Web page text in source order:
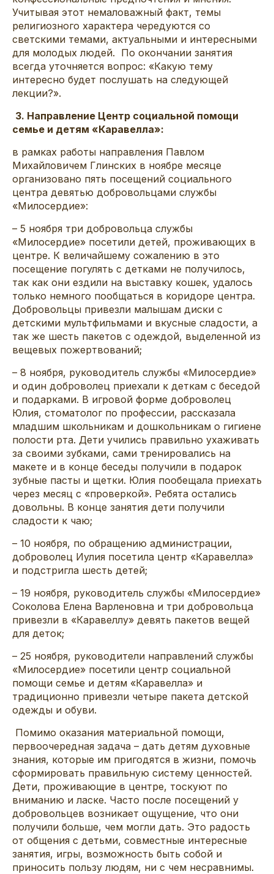
Учитывая этот немаловажный факт, темы
религиозного характера чередуются со
светскими темами, актуальными и интересными
для молодых людей. По окончании занятия
всегда уточняется вопрос: «Какую тему
интересно будет послушать на следующей
лекции?».
3. Направление Центр социальной помощи
семье и детям «Каравелла»:
в рамках работы направления Павлом
Михайловичем Глинских в ноябре месяце
организовано пять посещений социального
центра девятью добровольцами службы
«Милосердие»:
– 5 ноября три добровольца службы
«Милосердие» посетили детей, проживающих в
центре. К величайшему сожалению в это
посещение погулять с детками не получилось,
так как они ездили на выставку кошек, удалось
только немного пообщаться в коридоре центра.
Добровольцы привезли малышам диски с
детскими мультфильмами и вкусные сладости, а
так же шесть пакетов с одеждой, выделенной из
вещевых пожертвований;
– 8 ноября, руководитель службы «Милосердие»
и один доброволец приехали к деткам с беседой
и подарками. В игровой форме доброволец
Юлия, стоматолог по профессии, рассказала
младшим школьникам и дошкольникам о гигиене
полости рта. Дети учились правильно ухаживать
за своими зубками, сами тренировались на
макете и в конце беседы получили в подарок
зубные пасты и щетки. Юлия пообещала приехать
через месяц с «проверкой». Ребята остались
довольны. В конце занятия дети получили
сладости к чаю;
– 10 ноября, по обращению администрации,
доброволец Иулия посетила центр «Каравелла»
и подстригла шесть детей;
– 19 ноября, руководитель службы «Милосердие»
Соколова Елена Варленовна и три добровольца
привезли в «Каравеллу» девять пакетов вещей
для деток;
– 25 ноября, руководители направлений службы
«Милосердие» посетили центр социальной
помощи семье и детям «Каравелла» и
традиционно привезли четыре пакета детской
одежды и обуви.
Помимо оказания материальной помощи,
первоочередная задача – дать детям духовные
знания, которые им пригодятся в жизни, помочь
сформировать правильную систему ценностей.
Дети, проживающие в центре, тоскуют по
вниманию и ласке. Часто после посещений у
добровольцев возникает ощущение, что они
получили больше, чем могли дать. Это радость
от общения с детьми, совместные интересные
занятия, игры, возможность быть собой и
приносить пользу людям, ни с чем несравнимы.